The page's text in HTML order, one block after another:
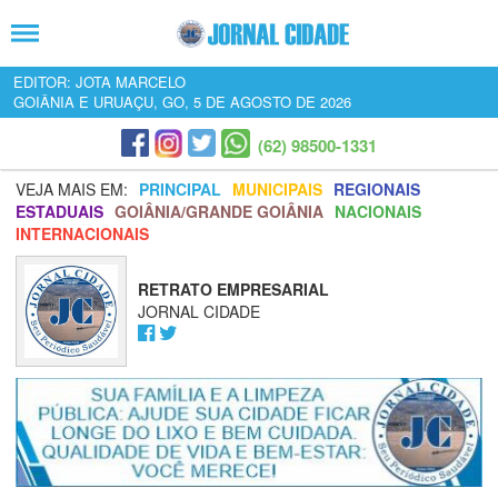
EDITOR: JOTA MARCELO
GOIÂNIA E URUAÇU, GO, 5 DE AGOSTO DE 2026
(62) 98500-1331
VEJA MAIS EM: PRINCIPAL MUNICIPAIS REGIONAIS
ESTADUAIS GOIÂNIA/GRANDE GOIÂNIA NACIONAIS
INTERNACIONAIS
RETRATO EMPRESARIAL
JORNAL CIDADE